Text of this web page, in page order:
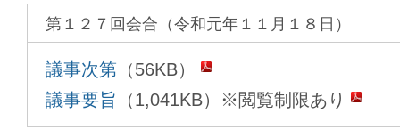
第１２７回会合（令和元年１１月１８日）
議事次第 （56KB）
議事要旨 （1,041KB）※閲覧制限あり